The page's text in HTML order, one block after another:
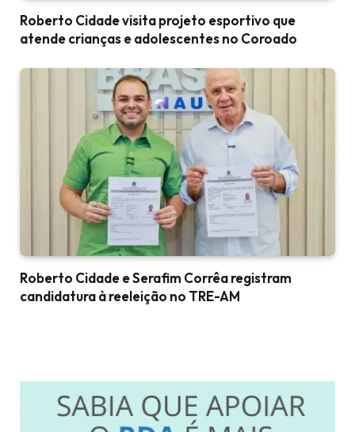
Roberto Cidade visita projeto esportivo que
atende crianças e adolescentes no Coroado
Roberto Cidade e Serafim Corrêa registram
candidatura à reeleição no TRE-AM